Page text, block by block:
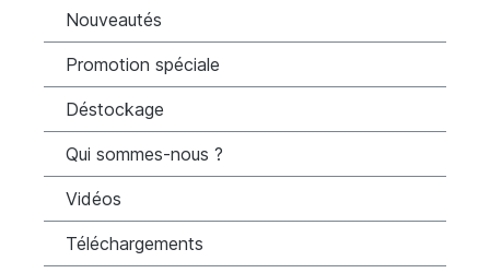
Nouveautés
Promotion spéciale
Déstockage
Qui sommes-nous ?
Vidéos
Téléchargements